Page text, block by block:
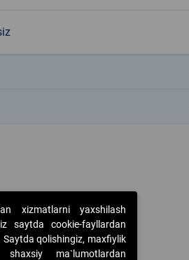
xizmatlarni yaxshilash
saytda cookie-fayllardan
qolishingiz, maxfiylik
ma`lumotlardan